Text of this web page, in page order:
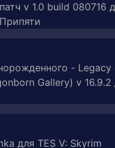
v 1.0 build 080716
- Legacy
Gallery) v 16.9.2
для TES V: Skyrim